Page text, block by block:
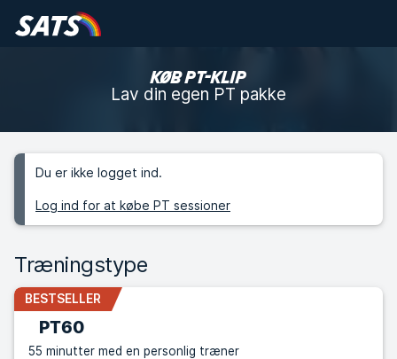
KØB PT-KLIP
Lav din egen PT pakke
Du er ikke logget ind.
Log ind for at købe PT sessioner
Træningstype
PT60
BESTSELLER
55 minutter med en personlig træner